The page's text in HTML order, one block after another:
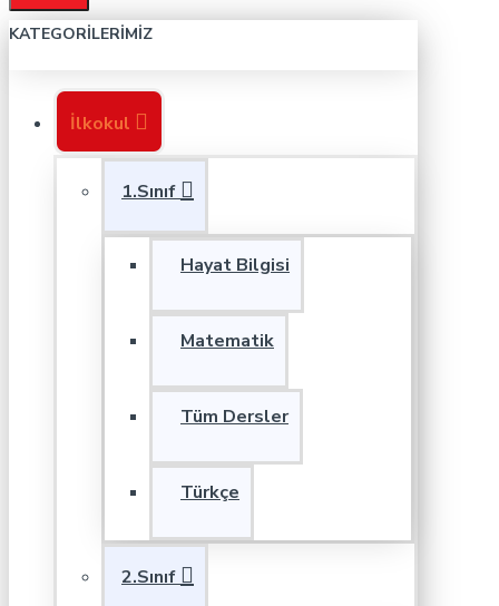
KATEGORILERIMIZ
İlkokul
1.Sınıf
Hayat Bilgisi
Matematik
Tüm Dersler
Türkçe
2.Sınıf